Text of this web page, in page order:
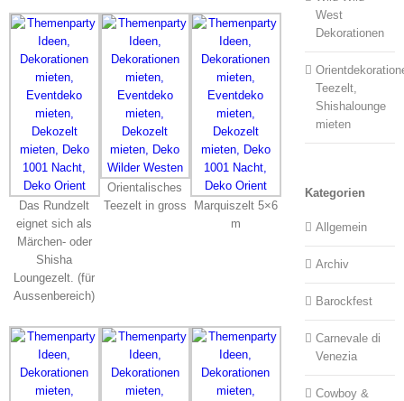
Das Rundzelt
eignet sich als
Märchen- oder
Shisha
Loungezelt. (für
Aussenbereich)
Orientalisches
Teezelt in gross
Marquiszelt 5×6
m
West
Dekorationen
Teezelt,
Shishalounge
mieten
Kategorien
Allgemein
Archiv
Barockfest
Carnevale di
Venezia
Cowboy &